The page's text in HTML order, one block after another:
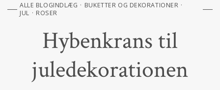
ALLE BLOGINDLÆG
BUKETTER OG DEKORATIONER
JUL
ROSER
Hybenkrans til
juledekorationen